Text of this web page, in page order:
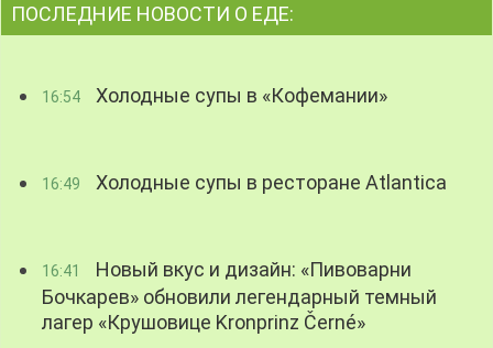
ПОСЛЕДНИЕ НОВОСТИ О ЕДЕ:
16:54 Холодные супы в «Кофемании»
16:49 Холодные супы в ресторане Atlantica
16:41
Новый вкус и дизайн: «Пивоварни
Бочкарев» обновили легендарный темный
лагер «Крушовице Kronprinz Černé»